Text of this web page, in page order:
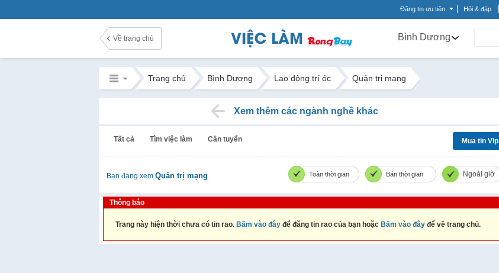
Đăng tin ưu tiên Hỏi & đáp
Về trang chủ Bình Dương
Trang chủ Bình Dương Lao động trí óc Quản trị mạng
Xem thêm các ngành nghề khác
Tất cả Tìm việc làm Cần tuyển Mua tin Vip
Bạn đang xem Quản trị mạng Toàn thời gian Bán thời gian Ngoài giờ
Thông báo
Trang này hiện thời chưa có tin rao. Bấm vào đây để đăng tin rao của bạn hoặc Bấm vào đây để về trang chủ.